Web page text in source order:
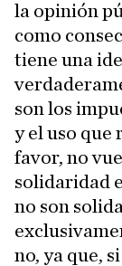
la opinión
como
tiene una
son los
y el uso que
favor, no
solidaridad
no son
no, ya que,